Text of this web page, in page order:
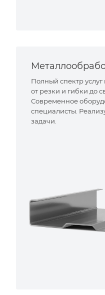
Полный спектр
от резки и гибки до
Современное
специалисты.
задачи.